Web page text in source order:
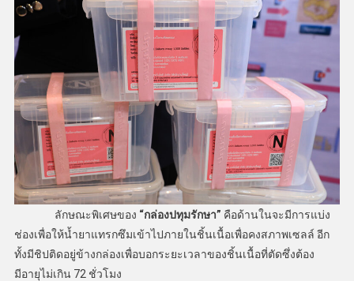
ลักษณะพิเศษของ “กล่องปทุมรักษา” คือด้านในจะมีการแบ่ง
ช่องเพื่อให้น้ำยาแทรกซึมเข้าไปภายในชิ้นเนื้อเพื่อคงสภาพเซลล์ อีก
ทั้งมีชิปติดอยู่ข้างกล่องเพื่อบอกระยะเวลาของชิ้นเนื้อที่ตัดซึ่งต้อง
มีอายุไม่เกิน 72 ชั่วโมง